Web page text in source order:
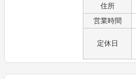
住所
営業時間
定休日